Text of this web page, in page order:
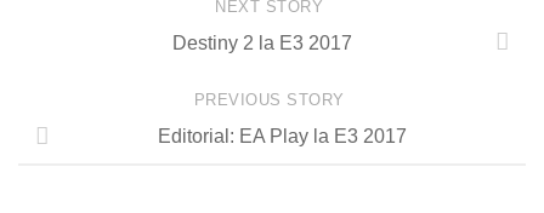
NEXT STORY
Destiny 2 la E3 2017
PREVIOUS STORY
Editorial: EA Play la E3 2017